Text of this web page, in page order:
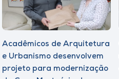
Acadêmicos de Arquitetura
e Urbanismo desenvolvem
projeto para modernização